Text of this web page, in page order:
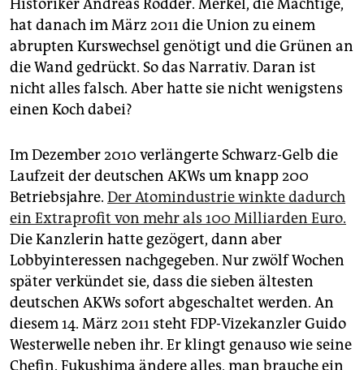
Historiker Andreas Rödder. Merkel, die Mächtige,
hat danach im März 2011 die Union zu einem
abrupten Kurswechsel genötigt und die Grünen an
die Wand gedrückt. So das Narrativ. Daran ist
nicht alles falsch. Aber hatte sie nicht wenigstens
einen Koch dabei?
Im Dezember 2010 verlängerte Schwarz-Gelb die
Laufzeit der deutschen AKWs um knapp 200
Betriebsjahre. Der Atomindustrie winkte dadurch
ein Extra­profit von mehr als 100 Milliarden Euro.
Die Kanzlerin hatte gezögert, dann aber
Lobbyinteressen nachgegeben. Nur zwölf Wochen
später verkündet sie, dass die sieben ältesten
deutschen AKWs sofort abgeschaltet werden. An
diesem 14. März 2011 steht FDP-Vizekanzler Guido
Westerwelle neben ihr. Er klingt genauso wie seine
Chefin. Fukushima ändere alles, man brauche ein